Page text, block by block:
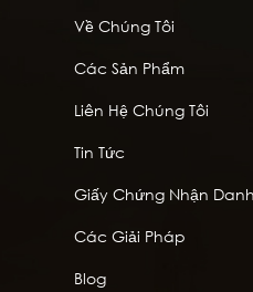
Về Chúng Tôi
Các Sản Phẩm
Liên Hệ Chúng Tôi
Tin Tức
Giấy Chứng Nhận
Các Giải Pháp
Blog